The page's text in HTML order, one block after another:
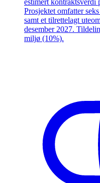
Prosjektet omfatter
samt et tilrettelagt
desember 2027.
miljø (10%).